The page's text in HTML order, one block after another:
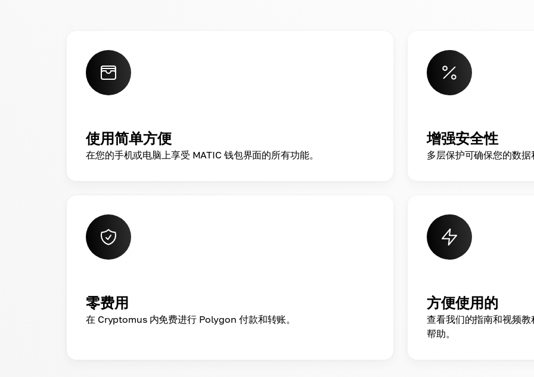
使用简单方便
在您的手机或电脑上享受 MATIC 钱包界面的所有功能。
增强安全性
多层保护可确保您的数
零费用
在 Cryptomus 内免费进行 Polygon 付款和转账。
方便使用的
查看我们的指南和视频
帮助。